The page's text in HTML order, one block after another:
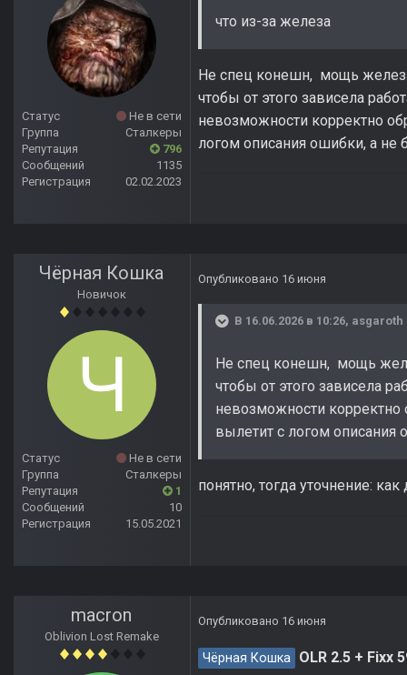
Статус
Не в сети
Группа
Сталкеры
Репутация
796
Сообщений
1135
Регистрация
02.02.2023
что из-за железа
Не спец конешн, мощь
чтобы от этого зависела
невозможности корректно
логом описания ошибки, а не
Чёрная Кошка
Новичок
Статус
Не в сети
Группа
Сталкеры
Репутация
1
Сообщений
10
Регистрация
15.05.2021
Опубликовано 16 июня
В 16.06.2026 в 10:26, asgaroth
Не спец конешн, мощь
чтобы от этого зависела
невозможности корректно
вылетит с логом описания
понятно, тогда уточнение:
macron
Oblivion Lost Remake
Опубликовано 16 июня
Чёрная Кошка OLR 2.5 + Fixx